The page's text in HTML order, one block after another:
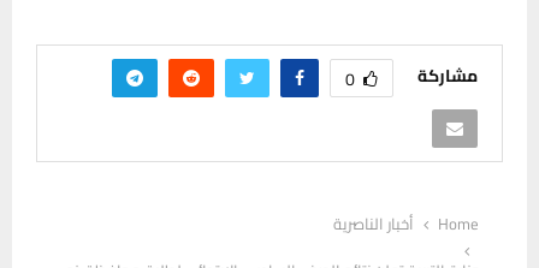
مشاركة 0
Home
أخبار الناصرية